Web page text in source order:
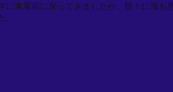
に東電前に戻ってきましたが、徐々に海も
。